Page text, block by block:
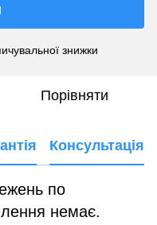
знижки
Порівняти
Консультація
по
немає.